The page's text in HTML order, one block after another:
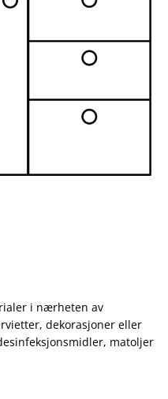
i nærheten av
dekorasjoner eller
matoljer